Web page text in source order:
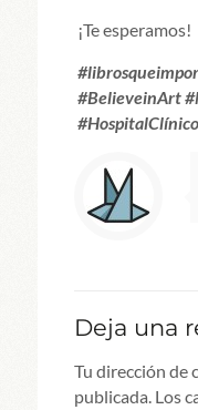
¡Te esperamos!
#BelieveinArt
Deja una
Tu dirección de
publicada. Los